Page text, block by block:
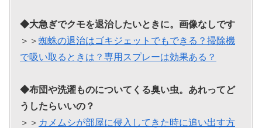
◆大急ぎでクモを退治したいときに。画像なしです
＞＞ 蜘蛛の退治はゴキジェットでもできる？掃除機
で吸い取るときは？専用スプレーは効果ある？
◆布団や洗濯ものについてくる臭い虫。あれってど
うしたらいいの？
＞＞ カメムシが部屋に侵入してきた時に追い出す方